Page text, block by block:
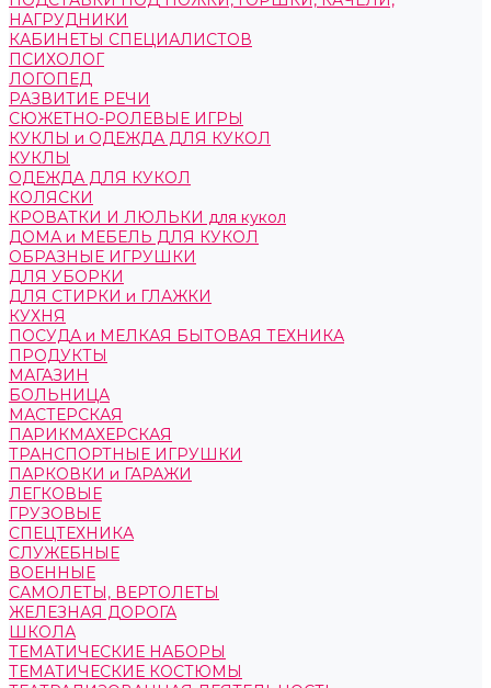
НАГРУДНИКИ
КАБИНЕТЫ СПЕЦИАЛИСТОВ
ПСИХОЛОГ
ЛОГОПЕД
РАЗВИТИЕ РЕЧИ
СЮЖЕТНО-РОЛЕВЫЕ ИГРЫ
КУКЛЫ и ОДЕЖДА ДЛЯ КУКОЛ
КУКЛЫ
ОДЕЖДА ДЛЯ КУКОЛ
КОЛЯСКИ
КРОВАТКИ И ЛЮЛЬКИ для кукол
ДОМА и МЕБЕЛЬ ДЛЯ КУКОЛ
ОБРАЗНЫЕ ИГРУШКИ
ДЛЯ УБОРКИ
ДЛЯ СТИРКИ и ГЛАЖКИ
КУХНЯ
ПОСУДА и МЕЛКАЯ БЫТОВАЯ ТЕХНИКА
ПРОДУКТЫ
МАГАЗИН
БОЛЬНИЦА
МАСТЕРСКАЯ
ПАРИКМАХЕРСКАЯ
ТРАНСПОРТНЫЕ ИГРУШКИ
ПАРКОВКИ и ГАРАЖИ
ЛЕГКОВЫЕ
ГРУЗОВЫЕ
СПЕЦТЕХНИКА
СЛУЖЕБНЫЕ
ВОЕННЫЕ
САМОЛЕТЫ, ВЕРТОЛЕТЫ
ЖЕЛЕЗНАЯ ДОРОГА
ШКОЛА
ТЕМАТИЧЕСКИЕ НАБОРЫ
ТЕМАТИЧЕСКИЕ КОСТЮМЫ